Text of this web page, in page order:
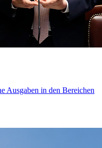
Ausgaben in den Bereichen